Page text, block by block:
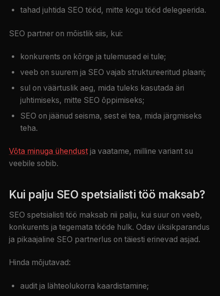
tahad juhtida SEO tööd, mitte kogu tööd delegeerida.
SEO partner on mõistlik siis, kui:
konkurents on kõrge ja tulemused ei tule;
veeb on suurem ja SEO vajab struktureeritud plaani;
sul on väärtuslik aeg, mida tuleks kasutada äri
juhtimiseks, mitte SEO õppimiseks;
SEO on jäänud seisma, sest ei tea, mida järgmiseks
teha.
Võta minuga ühendust ja vaatame, milline variant su
veebile sobib.
Kui palju SEO spetsialisti töö maksab?
SEO spetsialisti töö maksab nii palju, kui suur on veeb,
konkurents ja tegemata tööde hulk. Odav üksikparandus
ja pikaajaline SEO partnerlus on täiesti erinevad asjad.
Hinda mõjutavad:
audit ja lähteolukorra kaardistamine;